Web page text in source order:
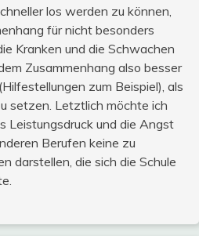
los werden zu können,
für nicht besonders
Kranken und die Schwachen
Zusammenhang also besser
zum Beispiel), als
setzen. Letztlich möchte ich
Leistungsdruck und die Angst
Berufen keine zu
darstellen, die sich die Schule